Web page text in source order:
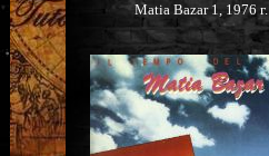
Matia Bazar 1, 1976 г.